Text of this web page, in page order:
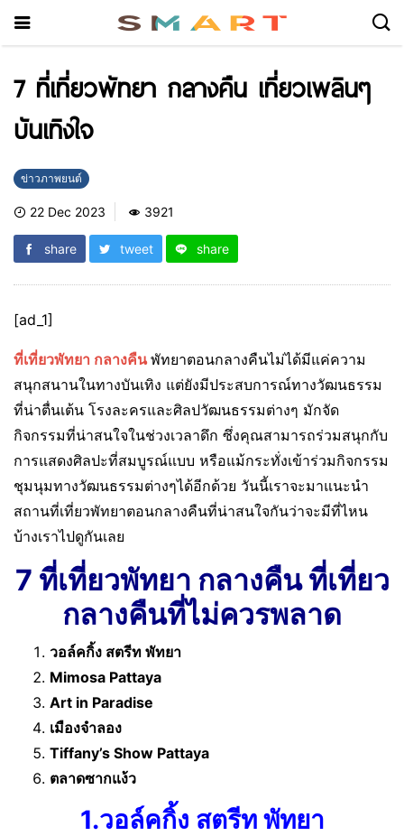
7 ที่เที่ยวพัทยา กลางคืน เที่ยวเพลินๆ
บันเทิงใจ
ข่าวภาพยนต์
22 Dec 2023 3921
share tweet share
[ad_1]
ที่เที่ยวพัทยา กลางคืนพัทยาตอนกลางคืนไม่ได้มีแค่ความ
สนุกสนานในทางบันเทิง แต่ยังมีประสบการณ์ทางวัฒนธรรม
ที่น่าตื่นเต้น โรงละครและศิลปวัฒนธรรมต่างๆ มักจัด
กิจกรรมที่น่าสนใจในช่วงเวลาดึก ซึ่งคุณสามารถร่วมสนุกกับ
การแสดงศิลปะที่สมบูรณ์แบบ หรือแม้กระทั่งเข้าร่วมกิจกรรม
ชุมนุมทางวัฒนธรรมต่างๆได้อีกด้วย วันนี้เราจะมาแนะนำ
สถานที่เที่ยวพัทยาตอนกลางคืนที่น่าสนใจกันว่าจะมีที่ไหน
บ้างเราไปดูกันเลย
7 ที่เที่ยวพัทยา กลางคืน ที่เที่ยว
กลางคืนที่ไม่ควรพลาด
วอล์คกิ้ง สตรีท พัทยา
Mimosa Pattaya
Art in Paradise
เมืองจำลอง
Tiffany’s Show Pattaya
ตลาดซากแง้ว
1.วอล์คกิ้ง สตรีท พัทยา